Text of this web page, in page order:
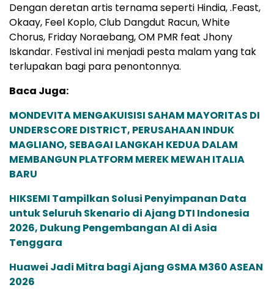
Dengan deretan artis ternama seperti Hindia, .Feast,
Okaay, Feel Koplo, Club Dangdut Racun, White
Chorus, Friday Noraebang, OM PMR feat Jhony
Iskandar. Festival ini menjadi pesta malam yang tak
terlupakan bagi para penontonnya.
Baca Juga:
MONDEVITA MENGAKUISISI SAHAM MAYORITAS DI
UNDERSCORE DISTRICT, PERUSAHAAN INDUK
MAGLIANO, SEBAGAI LANGKAH KEDUA DALAM
MEMBANGUN PLATFORM MEREK MEWAH ITALIA
BARU
HIKSEMI Tampilkan Solusi Penyimpanan Data
untuk Seluruh Skenario di Ajang DTI Indonesia
2026, Dukung Pengembangan AI di Asia
Tenggara
Huawei Jadi Mitra bagi Ajang GSMA M360 ASEAN
2026